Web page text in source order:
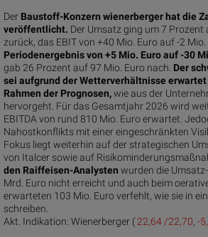
Der Baustoff-Konzern wienerberger hat die
veröffentlicht. Der Umsatz ging um 7 Prozent
zurück, das EBIT von +40 Mio. Euro auf -2 Mio.
Periodenergebnis von +5 Mio. Euro auf -30
gab 26 Prozent auf 97 Mio. Euro nach. Der
sei aufgrund der Wetterverhältnisse
Rahmen der Prognosen,wie aus der
hervorgeht. Für das Gesamtjahr 2026 wird
EBITDA von rund 810 Mio. Euro erwartet.
Nahostkonflikts mit einer eingeschränkten
Fokus liegt weiterhin auf der strategischen
von Italcer sowie auf
den Raiffeisen-Analysten wurden die
Mrd. Euro nicht erreicht und auch beim
erwarteten 103 Mio. Euro verfehlt, wie sie in
schreiben.
Wienerberger (
Akt. Indikation: 22,64 /22,70, -